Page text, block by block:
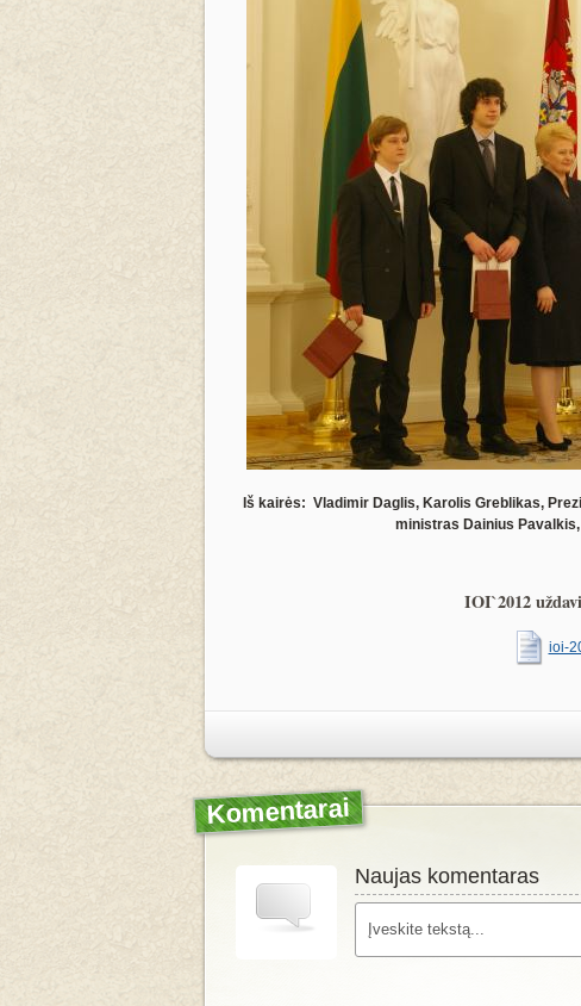
Iš kairės: Vladimir Daglis, Karolis Greblikas,
ministras Dainius
IOI`2012
ioi-
Komentarai
Naujas komentaras